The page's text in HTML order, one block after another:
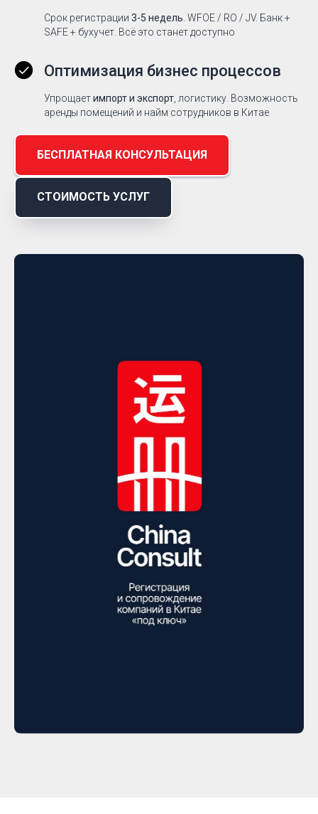
Срок регистрации 3-5 недель . WFOE / RO / JV. Банк +
SAFE + бухучет. Всё это станет доступно
Оптимизация бизнес процессов
Упрощаетимпорт и экспорт , логистику. Возможность
аренды помещений и найм сотрудников в Китае
БЕСПЛАТНАЯ КОНСУЛЬТАЦИЯ
СТОИМОСТЬ УСЛУГ